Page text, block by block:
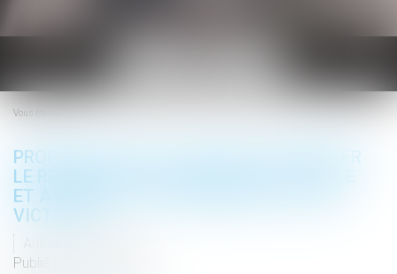
Vous êtes ici :
PROPOSITION DE LOI VISANT À RÉFORMER
LE RÉGIME DE LA RESPONSABILITÉ CIVILE
ET À AMÉLIORER L’INDEMNISATION DES
VICTIMES
Publié le :